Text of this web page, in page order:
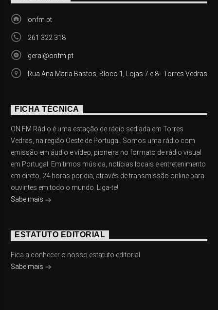
onfm.pt
261 322 318
geral@onfm.pt
Rua Ana Maria Bastos, Bloco 1, Lojas 7 e 8 - Torres Vedras
FICHA TÉCNICA
ON FM Rádio é uma estação de rádio sediada em Torres
Vedras, na região Oeste de Portugal. Somos uma rádio com
emissão em áudio e vídeo, pioneira no formato de rádio visual
em Portugal. Emitimos música, notícias locais e entretenimento
em direto, 24 horas por dia, através de transmissão online para
ouvintes em todo o mundo. Liga-te!
Sabe mais
ESTATUTO EDITORIAL
Fica a conhecer o nosso estatuto editorial
Sabe mais